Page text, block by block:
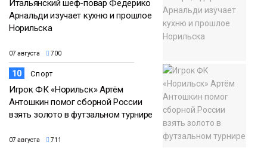
Итальянский шеф-повар Федерико
Арнальди изучает кухню и прошлое
Норильска
07 августа 700
10 Спорт
Игрок ФК «Норильск» Артём
Антошкин помог сборной России
взять золото в футзальном турнире
07 августа 711